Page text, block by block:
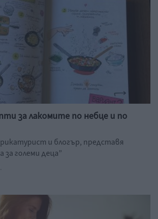
за лакомите по небце и по
и блогър, представя
за големи деца”